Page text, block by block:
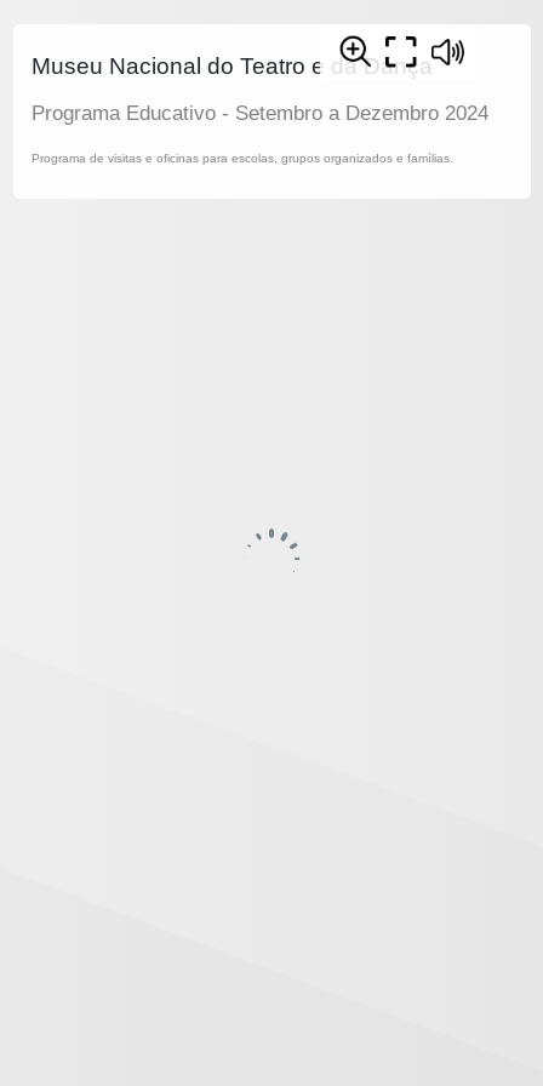
Museu Nacional do Teatro e da Dança
Programa Educativo - Setembro a Dezembro 2024
Programa de visitas e oficinas para escolas, grupos organizados e famílias.